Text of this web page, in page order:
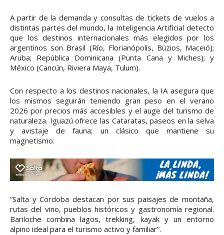
A partir de la demanda y consultas de tickets de vuelos a
distintas partes del mundo, la Inteligencia Artificial detecto
que los destinos internacionales más elegidos por los
argentinos son Brasil (Río, Florianópolis, Búzios, Maceió);
Aruba; República Dominicana (Punta Cana y Miches); y
México (Cancún, Riviera Maya, Tulum).
Con respecto a los destinos nacionales, la IA asegura que
los mismos seguirán teniendo gran peso en el verano
2026 por precios más accesibles y el auge del turismo de
naturaleza. Iguazú ofrece las Cataratas, paseos en la selva
y avistaje de fauna; un clásico que mantiene su
magnetismo.
“Salta y Córdoba destacan por sus paisajes de montaña,
rutas del vino, pueblos históricos y gastronomía regional.
Bariloche combina lagos, trekking, kayak y un entorno
alpino ideal para el turismo activo y familiar”.